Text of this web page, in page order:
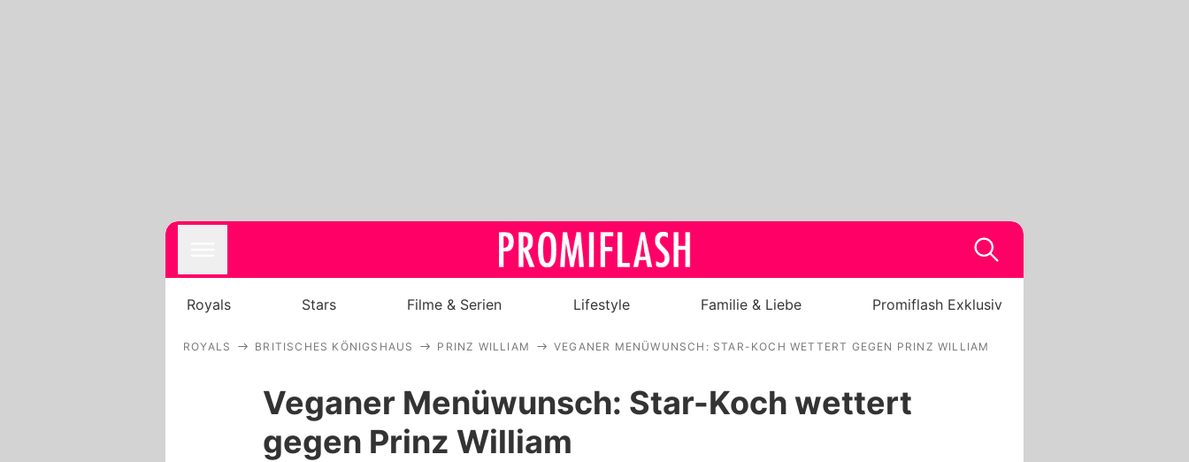
Royals
Stars
Royals Stars Filme & Serien Lifestyle Familie & Liebe Promiflash Exklusiv
ROYALS BRITISCHES KÖNIGSHAUS PRINZ WILLIAM VEGANER MENÜWUNSCH: STAR-KOCH WETTERT GEGEN PRINZ WILLIAM
Veganer Menüwunsch: Star-Koch wettert
gegen Prinz William